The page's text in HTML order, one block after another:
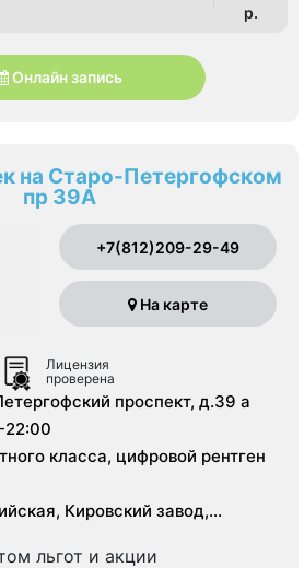
p.
Онлайн запись
на Старо-Петергофском
пр 39А
+7(812)209-29-49
На карте
Лицензия
проверена
проспект, д.39 а
22:00
класса, цифровой рентген
Кировский завод,
льгот и акции